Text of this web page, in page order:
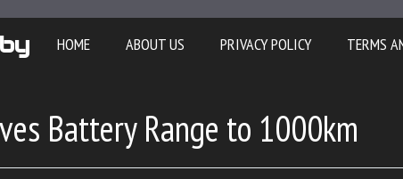
HOME ABOUT US PRIVACY POLICY TERMS
Battery Range to 1000km